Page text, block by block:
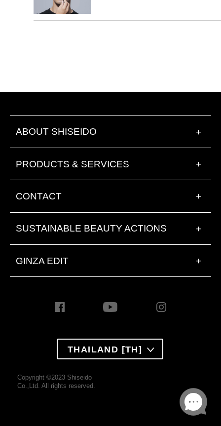
ABOUT SHISEIDO +
PRODUCTS & SERVICES +
CONTACT +
SUSTAINABLE BEAUTY ACTIONS +
GINZA EDIT +
THAILAND [TH]
Copyright ©2023 Shiseido
Co.,Ltd. All rights reserved.